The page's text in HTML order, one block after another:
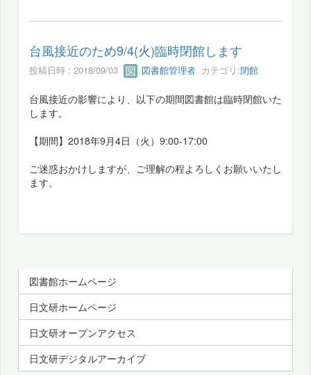
台風接近のため9/4(火)臨時閉館します
投稿日時 : 2018/09/03 図書館管理者 カテゴリ:閉館
台風接近の影響により、以下の期間図書館は臨時閉館いた
します。
【期間】2018年9月4日（火）9:00-17:00
ご迷惑おかけしますが、ご理解の程よろしくお願いいたし
ます。
図書館ホームページ
日文研ホームページ
日文研オープンアクセス
日文研デジタルアーカイブ